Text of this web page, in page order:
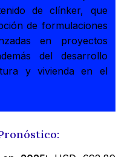
de clínker, que
de formulaciones
en proyectos
del desarrollo
y vivienda en el